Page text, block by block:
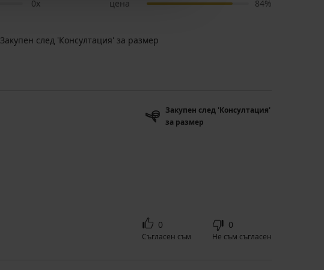
0x
цена
84%
Закупен след 'Консултация' за размер
Закупен след 'Консултация'
за размер
0
Съгласен съм
0
Не съм съгласен